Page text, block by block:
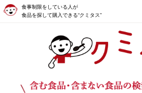
食事制限をしている人が
食品を探して購入できる“クミタス”